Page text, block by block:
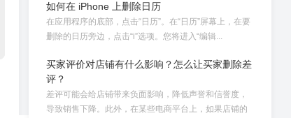
如何在 iPhone 上删除日历
在应用程序的底部，点击“日历”。在“日历”屏幕上，在要
删除的日历旁边，点击“i”选项。您将进入“编辑...
买家评价对店铺有什么影响？怎么让买家删除差
评？
差评可能会给店铺带来负面影响，降低声誉和信誉度，
导致销售下降。此外，在某些电商平台上，如果店铺的